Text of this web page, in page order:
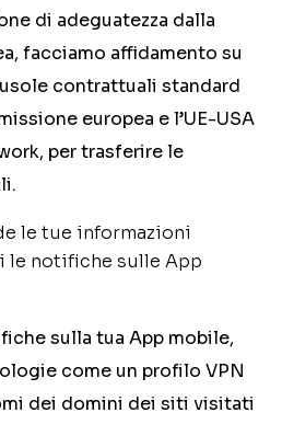
di adeguatezza dalla
facciamo affidamento su
contrattuali standard
europea e l’UE-USA
per trasferire le
le tue informazioni
le notifiche sulle App
sulla tua App mobile,
come un profilo VPN
dei domini dei siti visitati